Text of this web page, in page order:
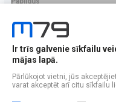
Ražotājs
PRECES APRAKSTS
EAN - 5906146478602
Ir trīs galvenie sīkfailu
mājas lapā.
Pārlūkojot vietni, jūs
varat akceptēt arī citu sīkfailu